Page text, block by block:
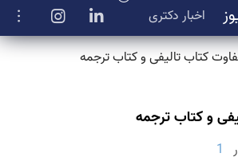
اخبار دکتری
کتاب تالیفی و کتاب ترجمه
و کتاب ترجمه
1